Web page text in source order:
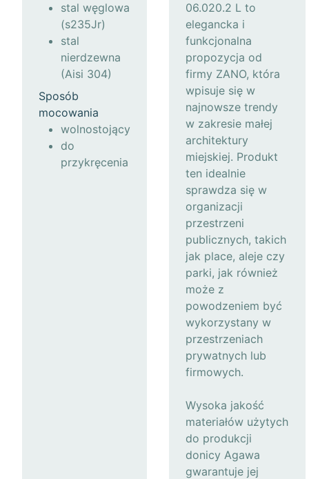
stal węglowa
(s235Jr)
stal
nierdzewna
(Aisi 304)
Sposób
mocowania
wolnostojący
do
przykręcenia
06.020.2 L to
elegancka i
funkcjonalna
propozycja od
firmy ZANO, która
wpisuje się w
najnowsze trendy
w zakresie małej
architektury
miejskiej. Produkt
ten idealnie
sprawdza się w
organizacji
przestrzeni
publicznych, takich
jak place, aleje czy
parki, jak również
może z
powodzeniem być
wykorzystany w
przestrzeniach
prywatnych lub
firmowych.
Wysoka jakość
materiałów użytych
do produkcji
donicy Agawa
gwarantuje jej